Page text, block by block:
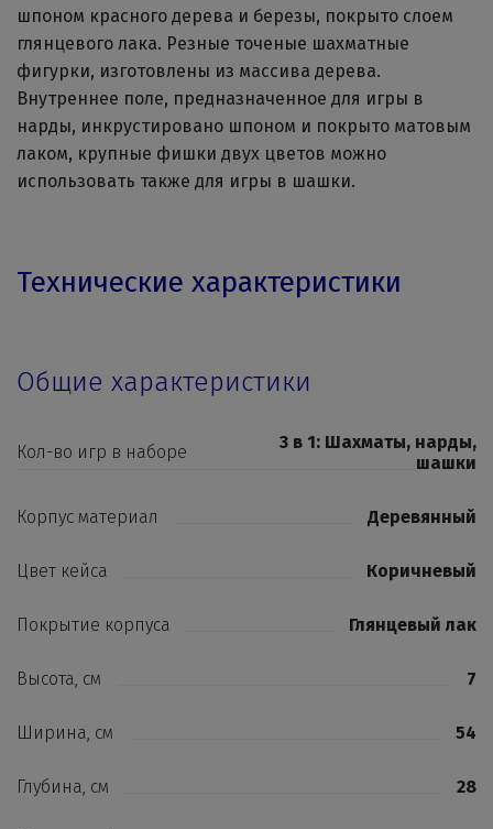
шпоном красного дерева и березы, покрыто слоем
глянцевого лака. Резные точеные шахматные
фигурки, изготовлены из массива дерева.
Внутреннее поле, предназначенное для игры в
нарды, инкрустировано шпоном и покрыто матовым
лаком, крупные фишки двух цветов можно
использовать также для игры в шашки.
Технические характеристики
Общие характеристики
Кол-во игр в наборе
3 в 1: Шахматы, нарды,
шашки
Корпус материал Деревянный
Цвет кейса Коричневый
Покрытие корпуса Глянцевый лак
Высота, см 7
Ширина, см 54
Глубина, см 28